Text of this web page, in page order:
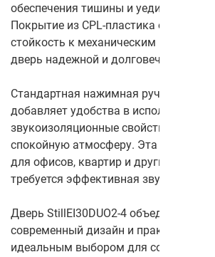
обеспечения тишины и уединения в
Покрытие из CPL-пластика
стойкость к механическим
дверь надежной и долговечной.
Стандартная нажимная ручка
добавляет удобства в использовании,
звукоизоляционные свойства
спокойную атмосферу. Эта дверь
для офисов, квартир и других
требуется эффективная
Дверь StillEI30DUO2-4 объединяет
современный дизайн и практичность,
идеальным выбором для создания